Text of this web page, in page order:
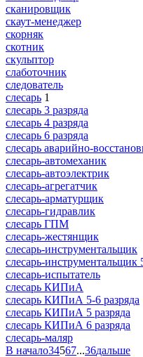
сканировщик
скаут-менеджер
скорняк
скотник
скульптор
слаботочник
следователь
слесарь 1
слесарь 3 разряда
слесарь 4 разряда
слесарь 6 разряда
слесарь аварийно-
слесарь-автомеханик
слесарь-автоэлектрик
слесарь-агрегатчик
слесарь-арматурщик
слесарь-гидравлик
слесарь ГПМ
слесарь-жестянщик
слесарь-инструментальщик
слесарь-инструментальщик
слесарь-испытатель
слесарь КИПиА
слесарь КИПиА 5-6 разряда
слесарь КИПиА 5 разряда
слесарь КИПиА 6 разряда
слесарь-маляр
В начало34567...36дальше